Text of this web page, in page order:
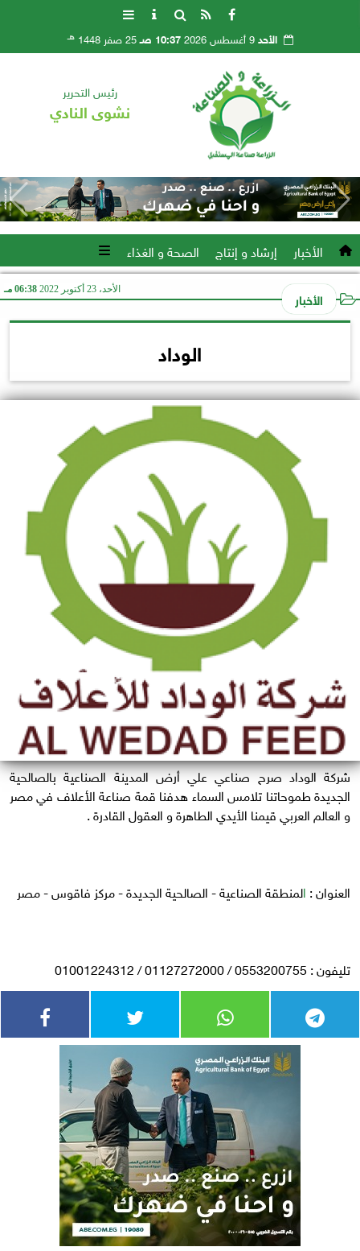
الأحد9 أغسطس 2026 10:37 صـ 25 صفر 1448 هـ
رئيس التحرير
نشوى النادي
الأخبار إرشاد و إنتاج الصحة و الغذاء
الأخبار الأحد، 23 أكتوبر 2022 06:38 مـ
الوداد
شركة الوداد صرح صناعي علي أرض المدينة الصناعية بالصالحية
الجديدة طموحاتنا تلامس السماء هدفنا قمة صناعة الأعلاف في مصر
و العالم العربي قيمنا الأيدي الطاهرة و العقول القادرة .
العنوان : المنطقة الصناعية - الصالحية الجديدة - مركز فاقوس - مصر
تليفون : 0553200755 / 01127272000 / 01001224312